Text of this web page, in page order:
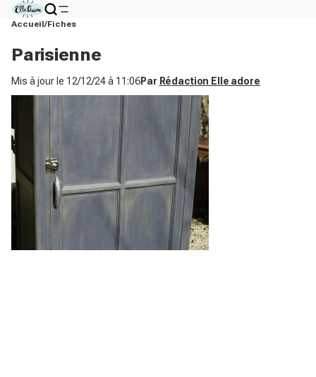
Accueil Fiches
Parisienne
Mis à jour le 12/12/24 à 11:06Par Rédaction Elle adore